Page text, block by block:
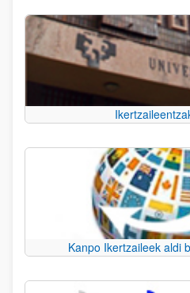
Kanpo Ikertzaileek aldi